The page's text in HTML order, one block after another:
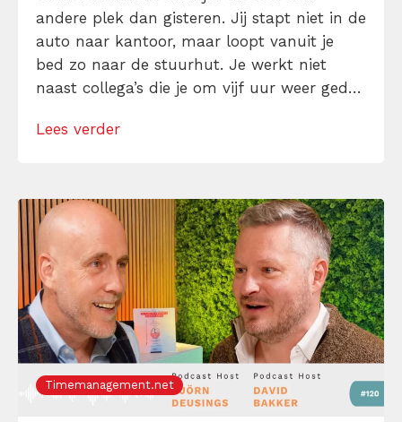
andere plek dan gisteren. Jij stapt niet in de
auto naar kantoor, maar loopt vanuit je
bed zo naar de stuurhut. Je werkt niet
naast collega’s die je om vijf uur weer gedag
dezelfde ploeg op één schip. In deze
Lees verder
Timemanagement.net